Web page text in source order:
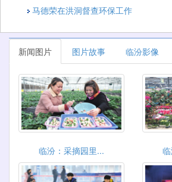
马德荣在洪洞督查环保工作
新闻图片 图片故事 临汾影像
临汾：采摘园里...